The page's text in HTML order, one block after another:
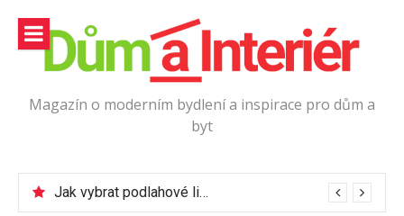
obsah
Magazín o moderním bydlení a inspirace pro dům a
byt
Jak vybrat podlahové lišty?